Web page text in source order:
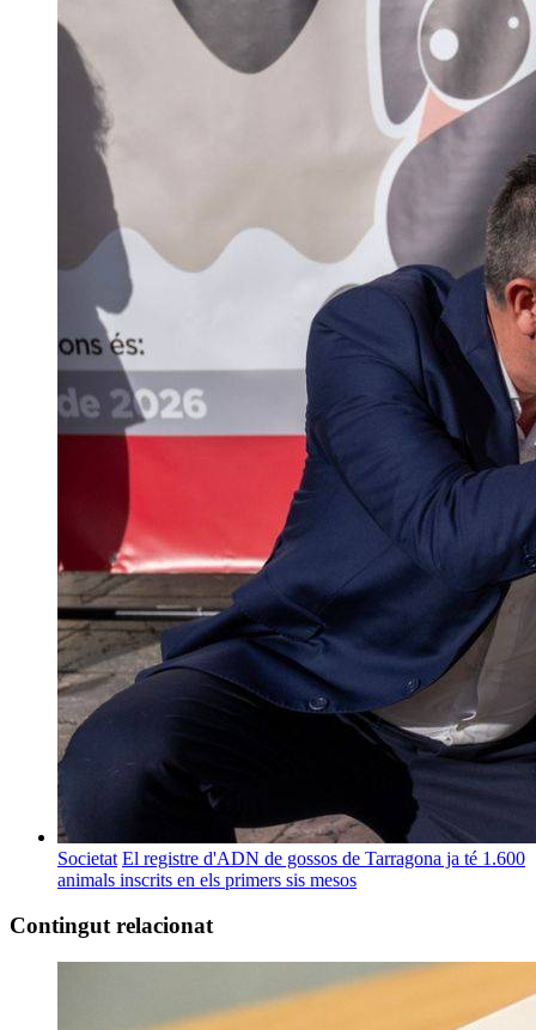
Societat El registre d'ADN de gossos de Tarragona ja té 1.600
animals inscrits en els primers sis mesos
Contingut relacionat